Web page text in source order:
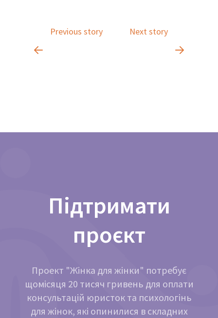
Previous story Next story
Підтримати
проєкт
Проект "Жінка для жінки" потребує
щомісяця 20 тисяч гривень для оплати
консультацій юристок та психологінь
для жінок, які опинилися в складних